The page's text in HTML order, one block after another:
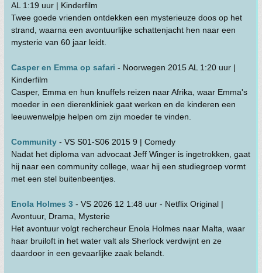
AL 1:19 uur | Kinderfilm
Twee goede vrienden ontdekken een mysterieuze doos op het
strand, waarna een avontuurlijke schattenjacht hen naar een
mysterie van 60 jaar leidt.
Casper en Emma op safari - Noorwegen 2015 AL 1:20 uur |
Kinderfilm
Casper, Emma en hun knuffels reizen naar Afrika, waar Emma's
moeder in een dierenkliniek gaat werken en de kinderen een
leeuwenwelpje helpen om zijn moeder te vinden.
Community - VS S01-S06 2015 9 | Comedy
Nadat het diploma van advocaat Jeff Winger is ingetrokken, gaat
hij naar een community college, waar hij een studiegroep vormt
met een stel buitenbeentjes.
Enola Holmes 3 - VS 2026 12 1:48 uur - Netflix Original |
Avontuur, Drama, Mysterie
Het avontuur volgt rechercheur Enola Holmes naar Malta, waar
haar bruiloft in het water valt als Sherlock verdwijnt en ze
daardoor in een gevaarlijke zaak belandt.